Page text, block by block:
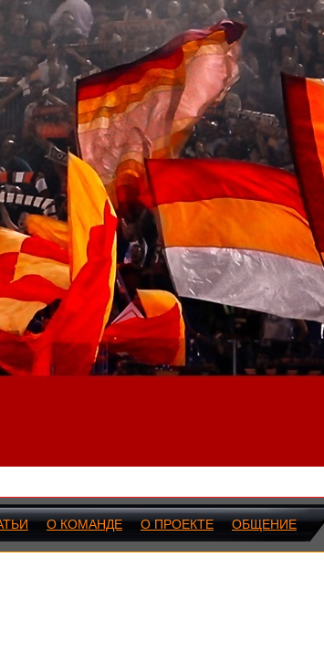
О КОМАНДЕ О ПРОЕКТЕ ОБЩЕНИЕ